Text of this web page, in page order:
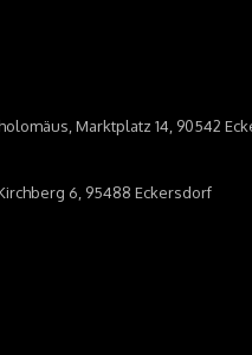
Marktplatz 14, 90542
6, 95488 Eckersdorf